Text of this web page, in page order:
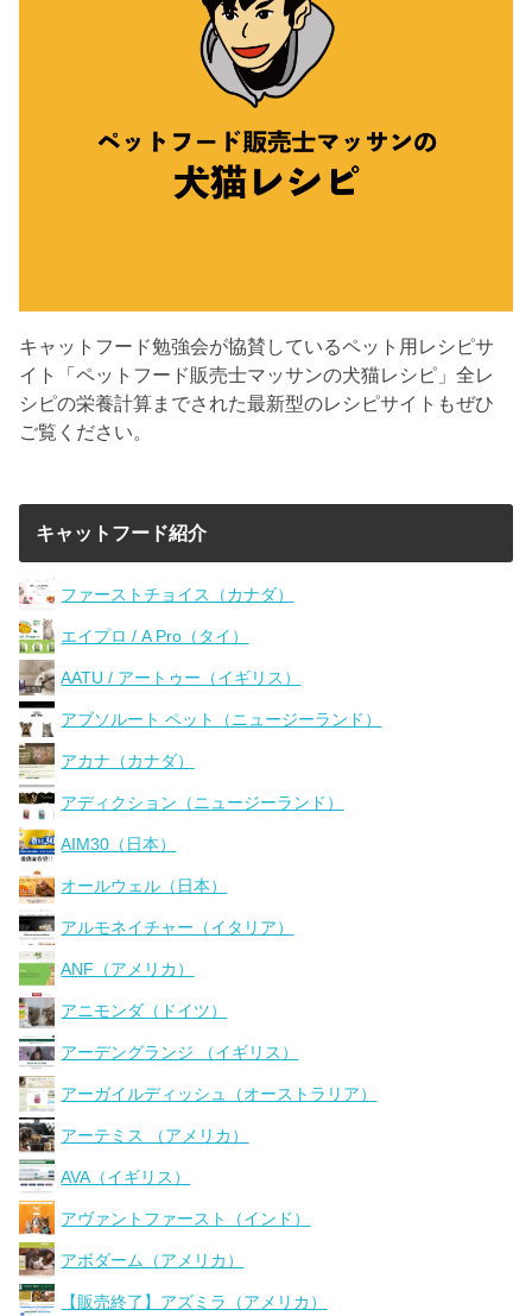
キャットフード勉強会が協賛しているペット用レシピサ
イト「ペットフード販売士マッサンの犬猫レシピ」全レ
シピの栄養計算までされた最新型のレシピサイトもぜひ
ご覧ください。
キャットフード紹介
ファーストチョイス（カナダ）
エイプロ / A Pro（タイ）
AATU / アートゥー（イギリス）
アブソルート ペット（ニュージーランド）
アカナ（カナダ）
アディクション（ニュージーランド）
AIM30（日本）
オールウェル（日本）
アルモネイチャー（イタリア）
ANF（アメリカ）
アニモンダ（ドイツ）
アーデングランジ （イギリス）
アーガイルディッシュ（オーストラリア）
アーテミス （アメリカ）
AVA（イギリス）
アヴァントファースト（インド）
アボダーム（アメリカ）
【販売終了】アズミラ（アメリカ）